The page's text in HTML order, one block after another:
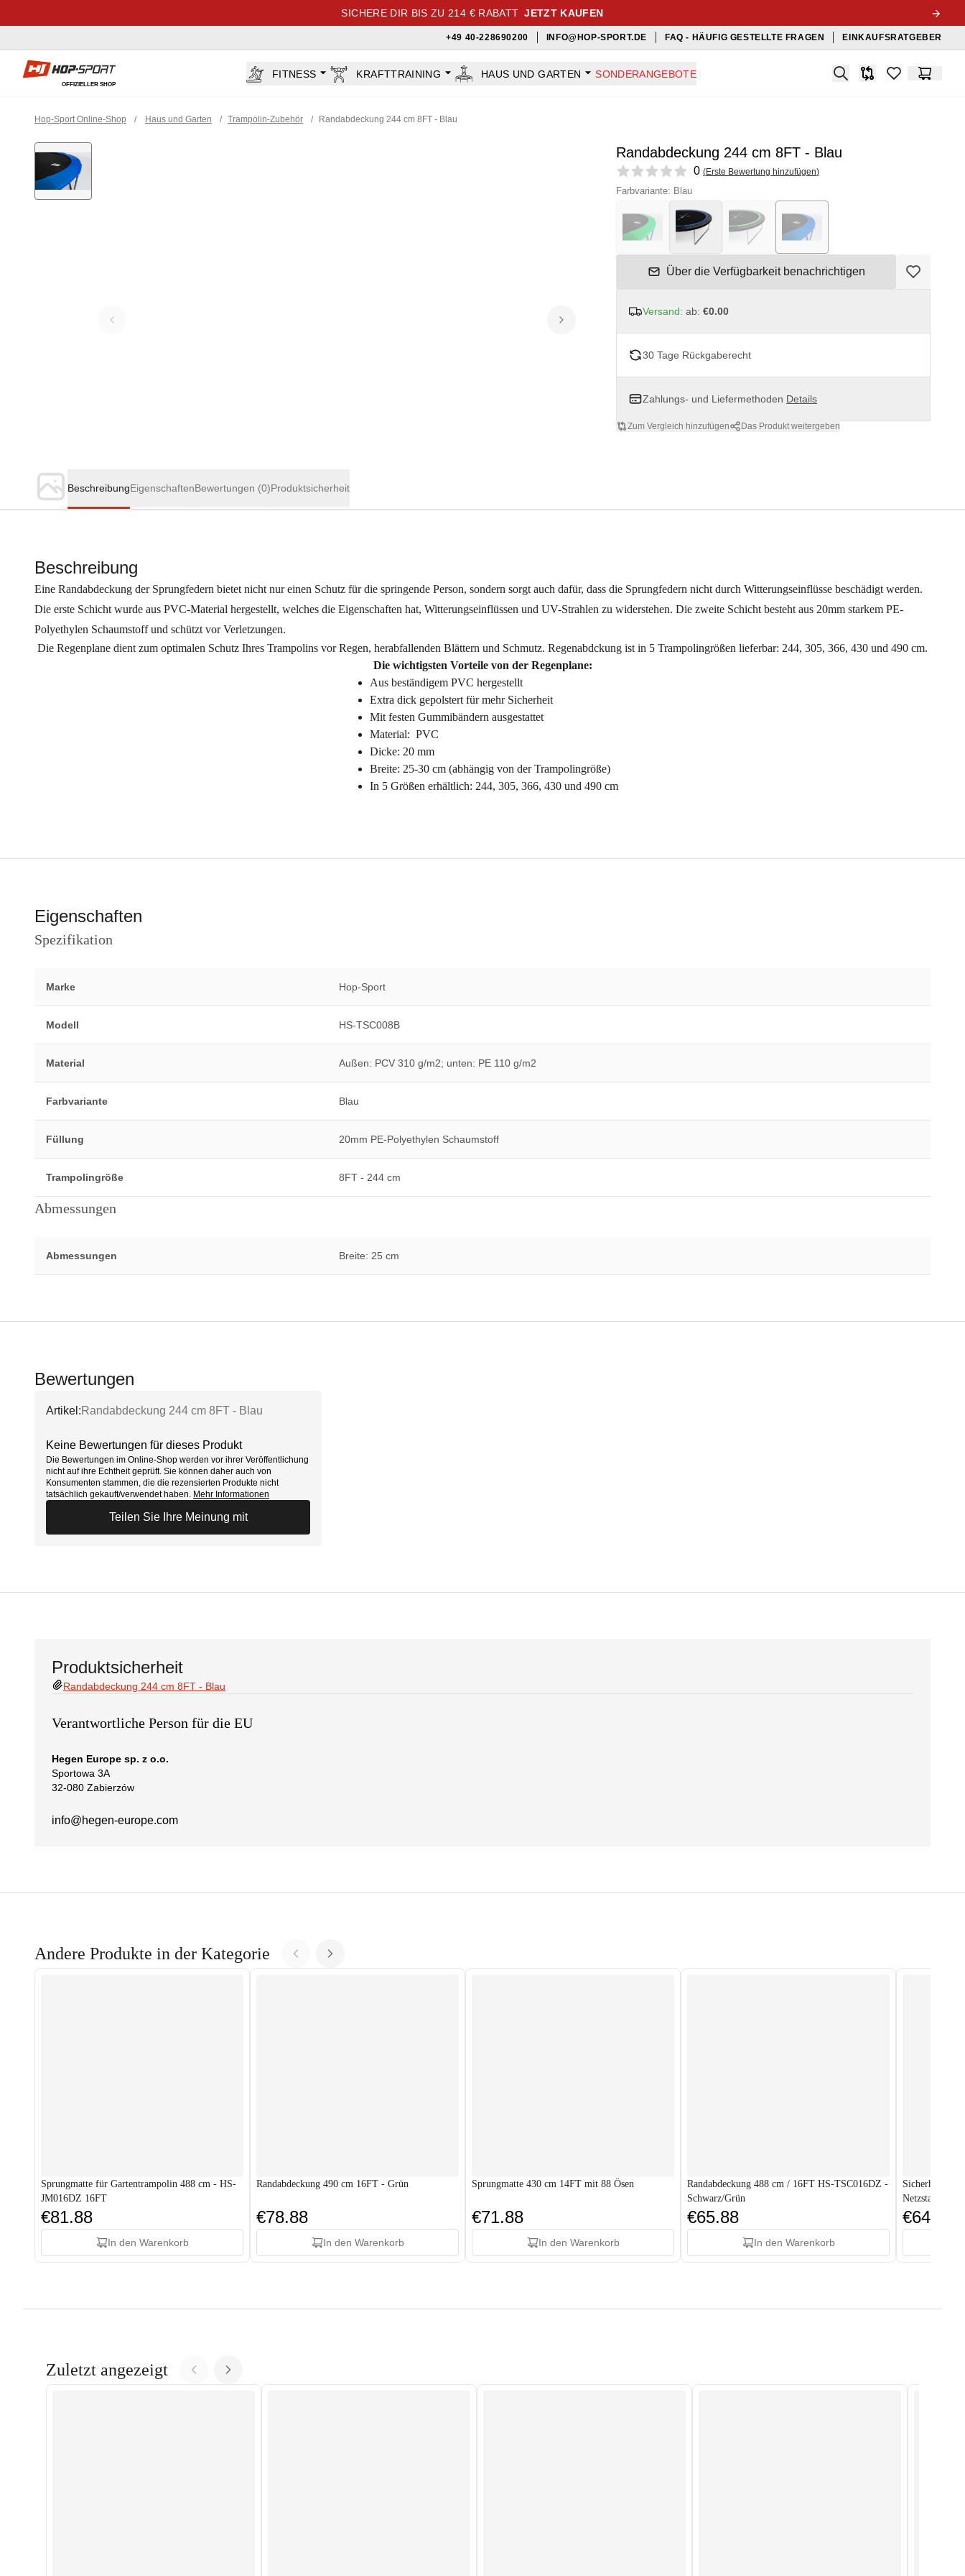
SICHERE DIR BIS ZU 214 € RABATT JETZT KAUFEN
+49 40-228690200 INFO@HOP-SPORT.DE FAQ - HÄUFIG GESTELLTE FRAGEN EINKAUFSRATGEBER
Hop-sport.at
OFFIZIELLER SHOP
FITNESS KRAFTTRAINING HAUS UND GARTEN SONDERANGEBOTE Search
Produkt-items in
Hop-Sport Online-Shop / Haus und Garten / Trampolin-Zubehör / Randabdeckung 244 cm 8FT - Blau
Randabdeckung 244 cm 8FT - Blau
Reviews 0 (Erste Bewertung hinzufügen)
Farbvariante: Blau
Über die Verfügbarkeit benachrichtigen
Versand: ab: €0.00
30 Tage Rückgaberecht
Zahlungs- und Liefermethoden Details
Zum Vergleich hinzufügen Das Produkt weitergeben
BeschreibungEigenschaftenBewertungen (0)Produktsicherheit
Beschreibung
Eine Randabdeckung der Sprungfedern bietet nicht nur einen Schutz für die springende Person, sondern sorgt auch dafür, dass die Sprungfedern nicht durch Witterungseinflüsse beschädigt werden.
Die erste Schicht wurde aus PVC-Material hergestellt, welches die Eigenschaften hat, Witterungseinflüssen und UV-Strahlen zu widerstehen. Die zweite Schicht besteht aus 20mm starkem PE-
Polyethylen Schaumstoff und schützt vor Verletzungen.
Die Regenplane dient zum optimalen Schutz Ihres Trampolins vor Regen, herabfallenden Blättern und Schmutz. Regenabdckung ist in 5 Trampolingrößen lieferbar: 244, 305, 366, 430 und 490 cm.
Die wichtigsten Vorteile von der Regenplane:
Aus beständigem PVC hergestellt
Extra dick gepolstert für mehr Sicherheit
Mit festen Gummibändern ausgestattet
Material: PVC
Dicke: 20 mm
Breite: 25-30 cm (abhängig von der Trampolingröße)
In 5 Größen erhältlich: 244, 305, 366, 430 und 490 cm
Eigenschaften
Spezifikation
Marke Hop-Sport
Modell HS-TSC008B
Material Außen: PCV 310 g/m2; unten: PE 110 g/m2
Farbvariante Blau
Füllung 20mm PE-Polyethylen Schaumstoff
Trampolingröße 8FT - 244 cm
Abmessungen
Abmessungen Breite: 25 cm
Bewertungen
Artikel: Randabdeckung 244 cm 8FT - Blau
Keine Bewertungen für dieses Produkt
Die Bewertungen im Online-Shop werden vor ihrer Veröffentlichung
nicht auf ihre Echtheit geprüft. Sie können daher auch von
Konsumenten stammen, die die rezensierten Produkte nicht
tatsächlich gekauft/verwendet haben. Mehr Informationen
Teilen Sie Ihre Meinung mit
Produktsicherheit
Randabdeckung 244 cm 8FT - Blau
Verantwortliche Person für die EU
Hegen Europe sp. z o.o.
Sportowa 3A
32-080 Zabierzów
info@hegen-europe.com
Andere Produkte in der Kategorie
Sprungmatte für Gartentrampolin 488 cm - HS-
JM016DZ 16FT
€81.88
In den Warenkorb
Randabdeckung 490 cm 16FT - Grün
€78.88
In den Warenkorb
Sprungmatte 430 cm 14FT mit 88 Ösen
€71.88
In den Warenkorb
Randabdeckung 488 cm / 16FT HS-TSC016DZ -
Schwarz/Grün
€65.88
In den Warenkorb
Netzstangen
€64.88
Zuletzt angezeigt